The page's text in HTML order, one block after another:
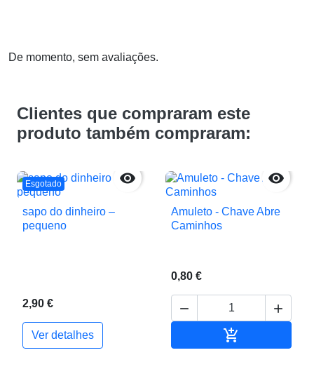
De momento, sem avaliações.
Clientes que compraram este
produto também compraram:
Esgotado 
sapo do dinheiro –
pequeno
2,90 €
Ver detalhes

Amuleto - Chave Abre
Caminhos
0,80 €
 
